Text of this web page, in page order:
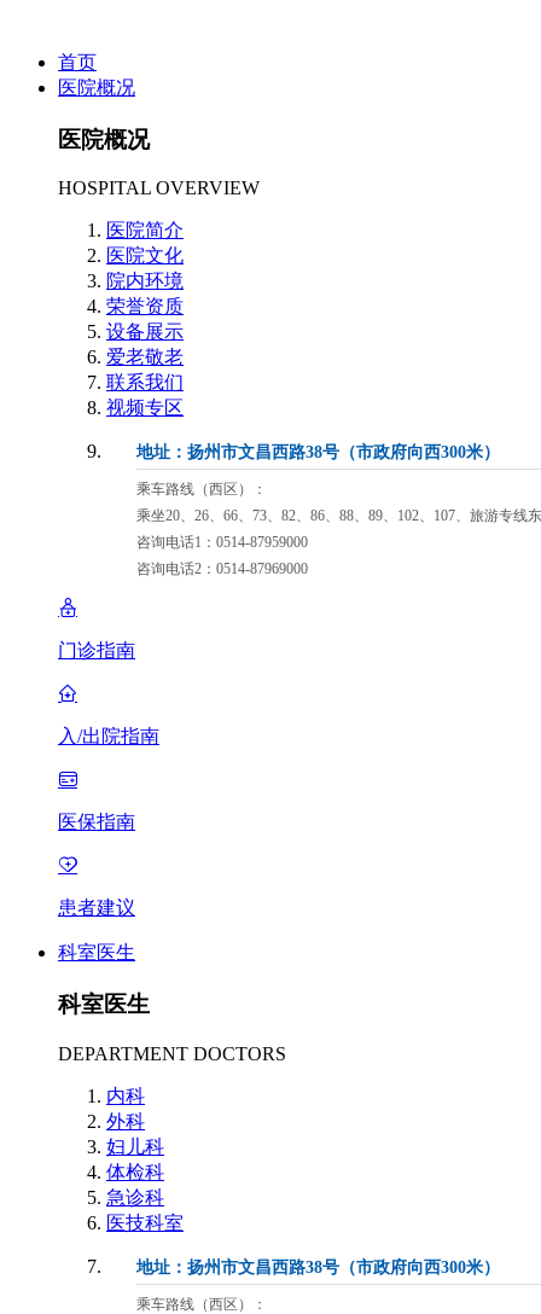
首页
医院概况
医院概况
HOSPITAL OVERVIEW
医院简介
医院文化
院内环境
荣誉资质
设备展示
爱老敬老
联系我们
视频专区
地址：扬州市文昌西路38号（市政府向西300米）
乘车路线（西区）：
乘坐20、26、66、73、82、86、88、89、102、107、旅游专线
咨询电话1：0514-87959000
咨询电话2：0514-87969000
门诊指南
入/出院指南
医保指南
患者建议
科室医生
科室医生
DEPARTMENT DOCTORS
内科
外科
妇儿科
体检科
急诊科
医技科室
地址：扬州市文昌西路38号（市政府向西300米）
乘车路线（西区）：